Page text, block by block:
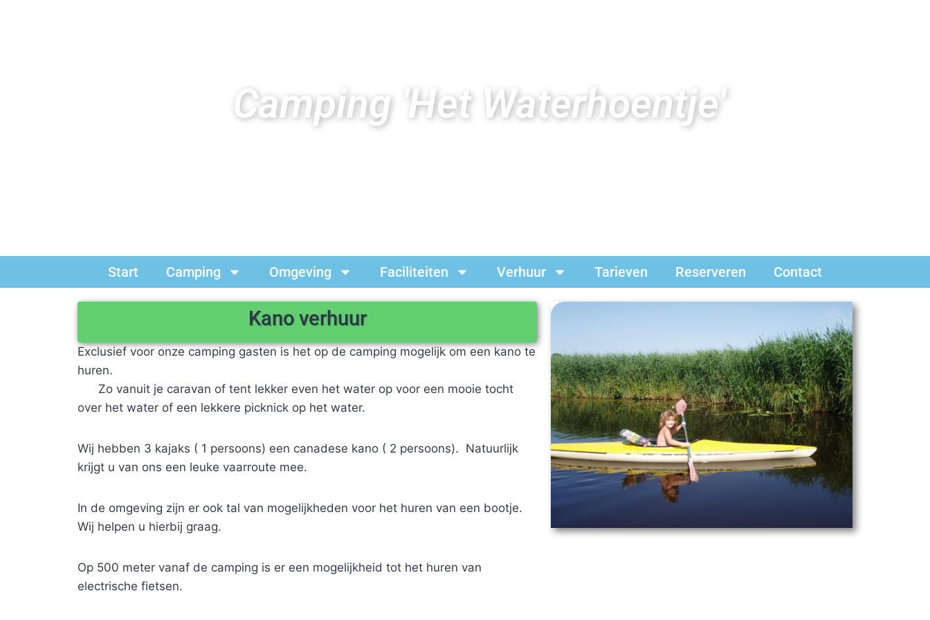
Camping 'Het Waterhoentje'
Start Camping Omgeving Faciliteiten Verhuur Tarieven Reserveren Contact
Kano verhuur
Exclusief voor onze camping gasten is het op de camping mogelijk om een kano te
huren.
Zo vanuit je caravan of tent lekker even het water op voor een mooie tocht
over het water of een lekkere picknick op het water.
Wij hebben 3 kajaks ( 1 persoons) een canadese kano ( 2 persoons). Natuurlijk
krijgt u van ons een leuke vaarroute mee.
In de omgeving zijn er ook tal van mogelijkheden voor het huren van een bootje.
Wij helpen u hierbij graag.
Op 500 meter vanaf de camping is er een mogelijkheid tot het huren van
electrische fietsen.